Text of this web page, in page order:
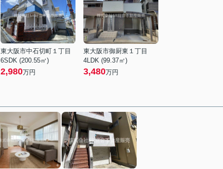
東大阪市中石切町１丁目
6SDK (200.55㎡)
2,980万円
東大阪市御厨東１丁目
4LDK (99.37㎡)
3,480万円